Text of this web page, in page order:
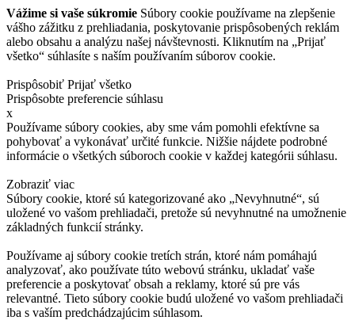
Vážime si vaše súkromie Súbory cookie používame na zlepšenie
vášho zážitku z prehliadania, poskytovanie prispôsobených reklám
alebo obsahu a analýzu našej návštevnosti. Kliknutím na „Prijať
všetko“ súhlasíte s naším používaním súborov cookie.
Prispôsobiť Prijať všetko
Prispôsobte preferencie súhlasu
x
Používame súbory cookies, aby sme vám pomohli efektívne sa
pohybovať a vykonávať určité funkcie. Nižšie nájdete podrobné
informácie o všetkých súboroch cookie v každej kategórii súhlasu.
Zobraziť viac
Súbory cookie, ktoré sú kategorizované ako „Nevyhnutné“, sú
uložené vo vašom prehliadači, pretože sú nevyhnutné na umožnenie
základných funkcií stránky.
Používame aj súbory cookie tretích strán, ktoré nám pomáhajú
analyzovať, ako používate túto webovú stránku, ukladať vaše
preferencie a poskytovať obsah a reklamy, ktoré sú pre vás
relevantné. Tieto súbory cookie budú uložené vo vašom prehliadači
iba s vaším predchádzajúcim súhlasom.